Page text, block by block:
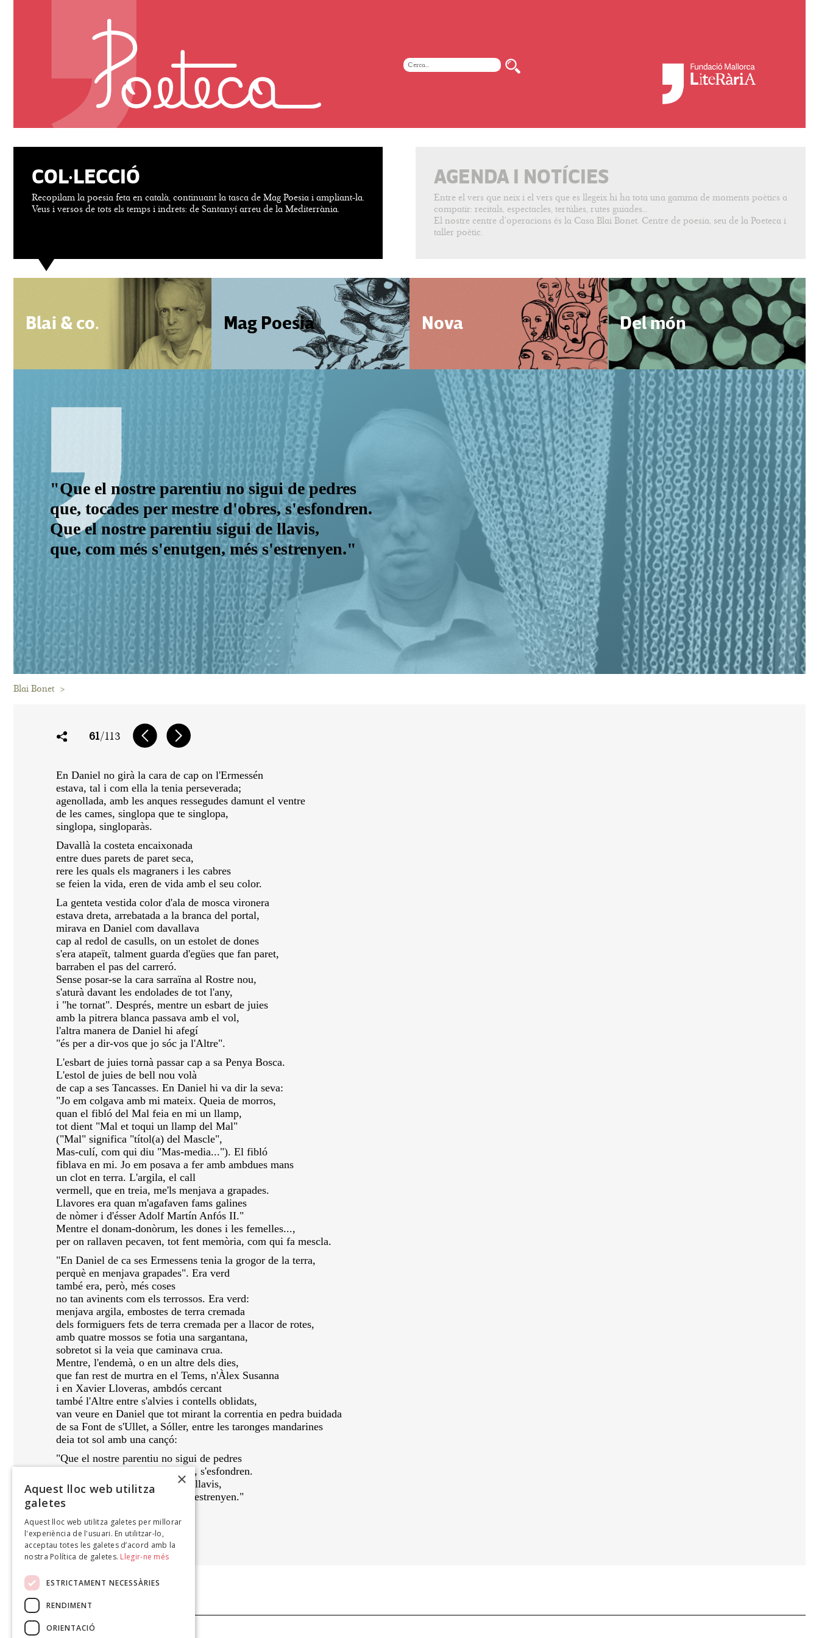
COL·LECCIÓ
Recopilam la poesia feta en català, continuant la tasca de Mag Poesia i ampliant-la.
Veus i versos de tots els temps i indrets: de Santanyí arreu de la Mediterrània.
AGENDA I NOTÍCIES
Entre el vers que neix i el vers que es llegeix hi ha tota una gamma de moments poètics a
compatir: recitals, espectacles, tertúlies, rutes guiades...
El nostre centre d’operacions és la Casa Blai Bonet. Centre de poesia, seu de la Poeteca i
taller poètic.
Blai & co. Mag Poesia Nova Del món
"Que el nostre parentiu no sigui de pedres
que, tocades per mestre d'obres, s'esfondren.
Que el nostre parentiu sigui de llavis,
que, com més s'enutgen, més s'estrenyen."
Blai Bonet >
61/113
En Daniel no girà la cara de cap on l'Ermessén
estava, tal i com ella la tenia perseverada;
agenollada, amb les anques ressegudes damunt el ventre
de les cames, singlopa que te singlopa,
singlopa, singloparàs.
Davallà la costeta encaixonada
entre dues parets de paret seca,
rere les quals els magraners i les cabres
se feien la vida, eren de vida amb el seu color.
La genteta vestida color d'ala de mosca vironera
estava dreta, arrebatada a la branca del portal,
mirava en Daniel com davallava
cap al redol de casulls, on un estolet de dones
s'era atapeït, talment guarda d'egües que fan paret,
barraben el pas del carreró.
Sense posar-se la cara sarraïna al Rostre nou,
s'aturà davant les endolades de tot l'any,
i "he tornat". Després, mentre un esbart de juies
amb la pitrera blanca passava amb el vol,
l'altra manera de Daniel hi afegí
"és per a dir-vos que jo sóc ja l'Altre".
L'esbart de juies tornà passar cap a sa Penya Bosca.
L'estol de juies de bell nou volà
de cap a ses Tancasses. En Daniel hi va dir la seva:
"Jo em colgava amb mi mateix. Queia de morros,
quan el fibló del Mal feia en mi un llamp,
tot dient "Mal et toqui un llamp del Mal"
("Mal" significa "títol(a) del Mascle",
Mas-culí, com qui diu "Mas-media..."). El fibló
fiblava en mi. Jo em posava a fer amb ambdues mans
un clot en terra. L'argila, el call
vermell, que en treia, me'ls menjava a grapades.
Llavores era quan m'agafaven fams galines
de nòmer i d'ésser Adolf Martín Anfós II."
Mentre el donam-donòrum, les dones i les femelles...,
per on rallaven pecaven, tot fent memòria, com qui fa mescla.
"En Daniel de ca ses Ermessens tenia la grogor de la terra,
perquè en menjava grapades". Era verd
també era, però, més coses
no tan avinents com els terrossos. Era verd:
menjava argila, embostes de terra cremada
dels formiguers fets de terra cremada per a llacor de rotes,
amb quatre mossos se fotia una sargantana,
sobretot si la veia que caminava crua.
Mentre, l'endemà, o en un altre dels dies,
que fan rest de murtra en el Tems, n'Àlex Susanna
i en Xavier Lloveras, ambdós cercant
també l'Altre entre s'alvies i contells oblidats,
van veure en Daniel que tot mirant la correntia en pedra buidada
de sa Font de s'Ullet, a Sóller, entre les taronges mandarines
deia tot sol amb una cançó:
"Que el nostre parentiu no sigui de pedres
que, tocades per mestre d'obres, s'esfondren.
Que el nostre parentiu sigui de llavis,
que, com més s'enutgen, més s'estrenyen."
BLAI BONET
El Poder i la Verdor, 1981
×
Aquest lloc web utilitza
galetes
Aquest lloc web utilitza galetes per millorar
l'experiència de l'usuari. En utilitzar-lo,
acceptau totes les galetes d’acord amb la
nostra Política de galetes. Llegir-ne més
ESTRICTAMENT NECESSÀRIES
RENDIMENT
ORIENTACIÓ